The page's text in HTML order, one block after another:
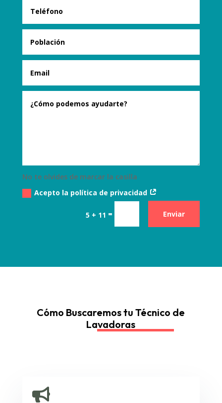
No te olvides de marcar la casilla
Acepto la política de privacidad
5 + 11 = Enviar
Cómo Buscaremos tu Técnico de
Lavadoras
